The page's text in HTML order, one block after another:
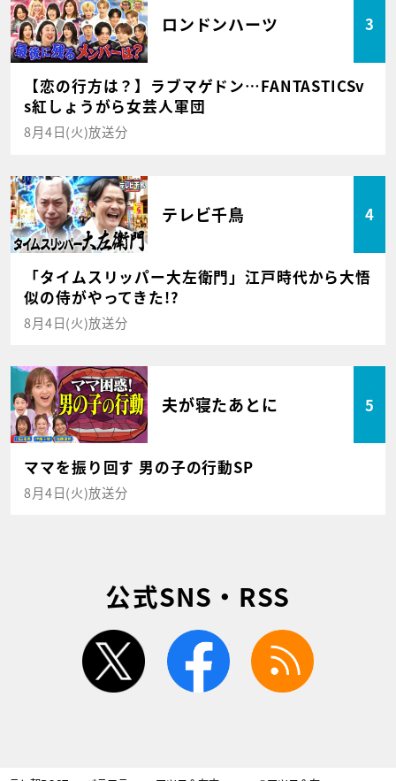
ロンドンハーツ 3
【恋の行方は？】ラブマゲドン…FANTASTICSv
s紅しょうがら女芸人軍団
8月4日(火)放送分
テレビ千鳥 4
「タイムスリッパー大左衛門」江戸時代から大悟
似の侍がやってきた!?
8月4日(火)放送分
夫が寝たあとに 5
ママを振り回す 男の子の行動SP
8月4日(火)放送分
公式SNS・RSS
twitter facebook